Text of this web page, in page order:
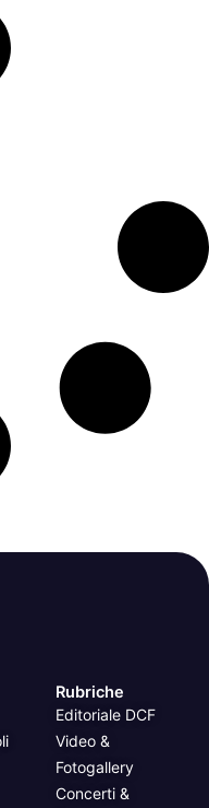
Rubriche
Editoriale DCF
Video &
Fotogallery
Concerti &